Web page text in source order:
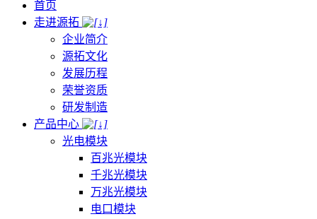
首页
走进源拓
企业简介
源拓文化
发展历程
荣誉资质
研发制造
产品中心
光电模块
百兆光模块
千兆光模块
万兆光模块
电口模块